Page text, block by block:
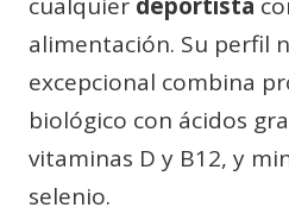
cualquier deportista
alimentación. Su perfil
excepcional combina
biológico con ácidos
vitaminas D y B12, y
selenio.